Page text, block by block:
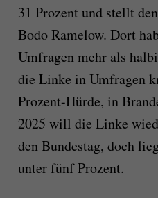
31 Prozent und stellt
Bodo Ramelow. Dort
Umfragen mehr als
die Linke in Umfragen
Prozent-Hürde, in
2025 will die Linke
den Bundestag, doch
unter fünf Prozent.